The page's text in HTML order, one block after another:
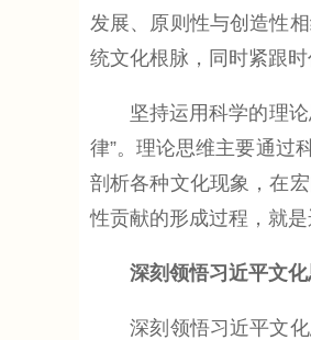
发展、原则性与创造性
统文化根脉，同时紧跟
坚持运用科学的理论
律”。理论思维主要通过
剖析各种文化现象，在
性贡献的形成过程，就
深刻领悟习近平文
深刻领悟习近平文化